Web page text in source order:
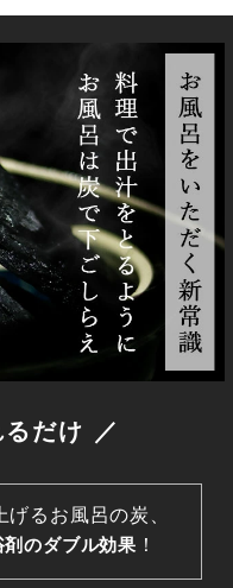
だけ ／
るお風呂の炭、
剤のダブル効果 ！